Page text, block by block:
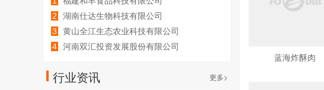
蓝海炸酥肉
2
湖南仕达生物科技有限公司
3
黄山全江生态农业科技有限公司
4
河南双汇投资发展股份有限公司
行业资讯 更多>